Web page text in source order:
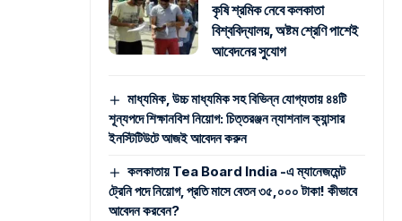
কৃষি শ্রমিক নেবে কলকাতা
বিশ্ববিদ্যালয়, অষ্টম শ্রেণি পাশেই
আবেদনের সুযোগ
মাধ্যমিক, উচ্চ মাধ্যমিক সহ বিভিন্ন যোগ্যতায় ৪৪টি
শূন্যপদে শিক্ষানবিশ নিয়োগ: চিত্তরঞ্জন ন্যাশনাল ক্যান্সার
ইনস্টিটিউটে আজই আবেদন করুন
কলকাতায় Tea Board India -এ ম্যানেজমেন্ট
ট্রেনি পদে নিয়োগ, প্রতি মাসে বেতন ৩৫,০০০ টাকা! কীভাবে
আবেদন করবেন?